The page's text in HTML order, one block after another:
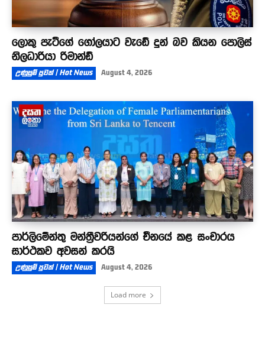
ලොකු පැටීගේ ගෝලයාට වැඩේ දුන් බව කියන පොලිස්
නිලධාරියා රිමාන්ඩ්
උණුසුම් පුවත් | Hot News August 4, 2026
පාර්ලිමේන්තු මන්ත්‍රීවරියන්ගේ චීනයේ කළ සංචාරය
සාර්ථකව අවසන් කරයි
උණුසුම් පුවත් | Hot News August 4, 2026
Load more